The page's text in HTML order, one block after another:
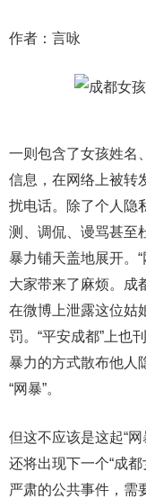
作者：言咏
一则包含了女孩姓名
信息，在网络上被转
扰电话。除了个人隐
测、调侃、谩骂甚至
暴力铺天盖地展开。
大家带来了麻烦。成
在微博上泄露这位姑
罚。“平安成都”上也
暴力的方式散布他人
“网暴”。
但这不应该是这起“
还将出现下一个“成
严肃的公共事件，需